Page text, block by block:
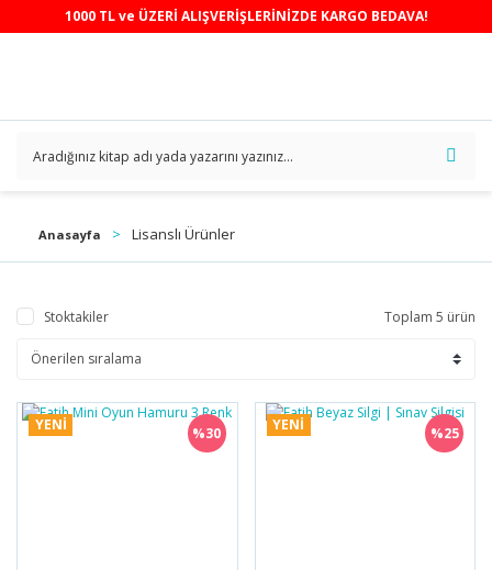
1000 TL ve ÜZERİ ALIŞVERİŞLERİNİZDE KARGO BEDAVA!
Anasayfa Lisanslı Ürünler
Stoktakiler Toplam 5 ürün
YENİ %30 YENİ %25